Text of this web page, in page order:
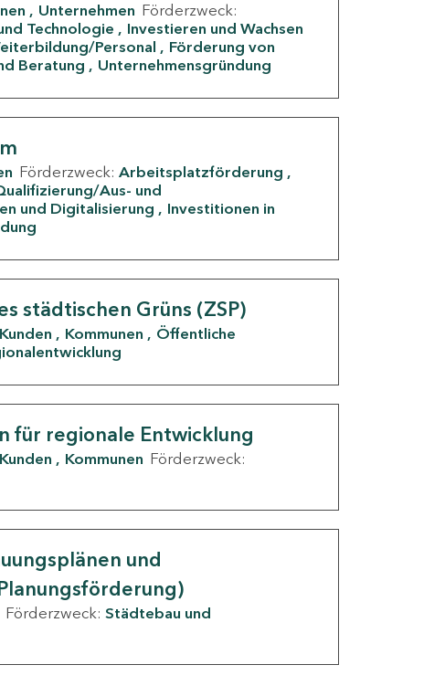
Unternehmen Förderzweck:
Technologie
Investieren und Wachsen
Personal
Förderung von
Beratung Unternehmensgründung
Förderzweck: Arbeitsplatzförderung
Aus- und
und Digitalisierung
Investitionen in
städtischen Grüns (ZSP)
Kommunen
Öffentliche
für regionale Entwicklung
Kommunen Förderzweck:
und
Förderzweck: Städtebau und